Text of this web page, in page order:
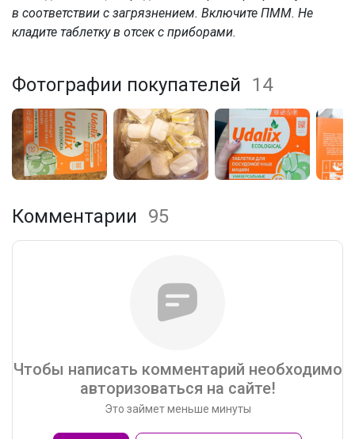
в соответствии с загрязнением. Включите ПММ. Не
кладите таблетку в отсек с приборами.
Фотографии покупателей 14
Комментарии 95
Чтобы написать комментарий необходимо
авторизоваться на сайте!
Это займет меньше минуты